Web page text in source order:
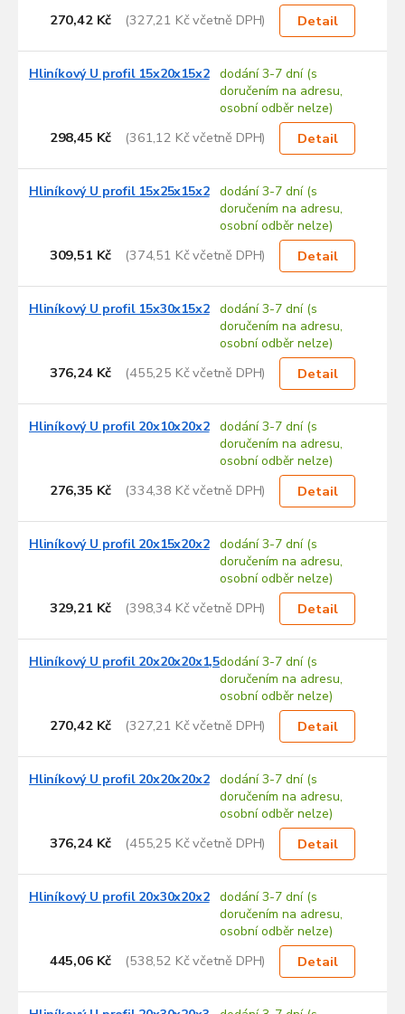
270,42 Kč (327,21 Kč včetně DPH) Detail
Hliníkový U profil 15x20x15x2
dodání 3-7 dní (s
doručením na adresu,
osobní odběr nelze)
298,45 Kč (361,12 Kč včetně DPH) Detail
Hliníkový U profil 15x25x15x2
dodání 3-7 dní (s
doručením na adresu,
osobní odběr nelze)
309,51 Kč (374,51 Kč včetně DPH) Detail
Hliníkový U profil 15x30x15x2
dodání 3-7 dní (s
doručením na adresu,
osobní odběr nelze)
376,24 Kč (455,25 Kč včetně DPH) Detail
Hliníkový U profil 20x10x20x2
dodání 3-7 dní (s
doručením na adresu,
osobní odběr nelze)
276,35 Kč (334,38 Kč včetně DPH) Detail
Hliníkový U profil 20x15x20x2
dodání 3-7 dní (s
doručením na adresu,
osobní odběr nelze)
329,21 Kč (398,34 Kč včetně DPH) Detail
Hliníkový U profil 20x20x20x1,5dodání 3-7 dní (s
doručením na adresu,
osobní odběr nelze)
270,42 Kč (327,21 Kč včetně DPH) Detail
Hliníkový U profil 20x20x20x2
dodání 3-7 dní (s
doručením na adresu,
osobní odběr nelze)
376,24 Kč (455,25 Kč včetně DPH) Detail
Hliníkový U profil 20x30x20x2
dodání 3-7 dní (s
doručením na adresu,
osobní odběr nelze)
445,06 Kč (538,52 Kč včetně DPH) Detail